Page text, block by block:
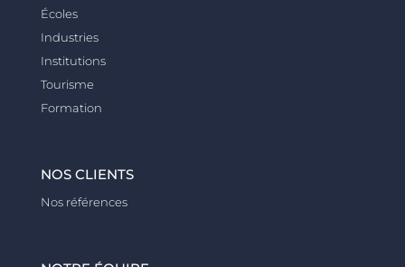
Écoles
Industries
Institutions
Tourisme
Formation
NOS CLIENTS
Nos références